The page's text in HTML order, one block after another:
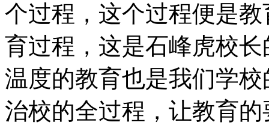
个过程，这个过程便是
育过程，这是石峰虎校
温度的教育也是我们学
治校的全过程，让教育